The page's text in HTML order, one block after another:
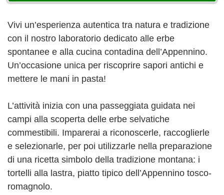
Vivi un’esperienza autentica tra natura e tradizione
con il nostro laboratorio dedicato alle erbe
spontanee e alla cucina contadina dell’Appennino.
Un’occasione unica per riscoprire sapori antichi e
mettere le mani in pasta!
L’attività inizia con una passeggiata guidata nei
campi alla scoperta delle erbe selvatiche
commestibili. Imparerai a riconoscerle, raccoglierle
e selezionarle, per poi utilizzarle nella preparazione
di una ricetta simbolo della tradizione montana: i
tortelli alla lastra, piatto tipico dell’Appennino tosco-
romagnolo.